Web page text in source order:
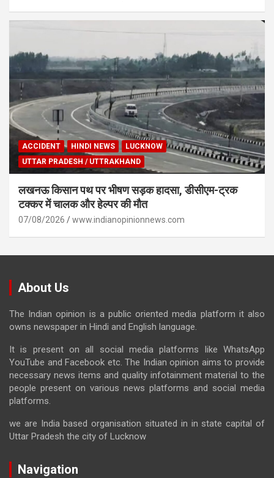
ACCIDENT HINDI NEWS
LUCKNOW
UTTAR PRADESH / UTTRAKHAND
लखनऊ किसान पथ पर भीषण सड़क हादसा, डीसीएम-ट्रक
टक्कर में चालक और हेल्पर की मौत
07/08/2026 www.indianopinionnews.com
About Us
The Indian opinion is a public oriented media platform it also
owns newspaper in Hindi and English language.
It is present on all social media platforms like WhatsApp
YouTube and Facebook etc. The Indian opinion aims to provide
necessary news items and quality infotainment material to the
people present on various news platforms and social media
platforms.
we are India based organisation situated in in state capital of
Uttar Pradesh the city of Lucknow
Navigation